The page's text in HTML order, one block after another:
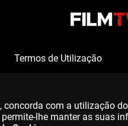
Termos de Utilização
com a utilização
lhe manter as suas